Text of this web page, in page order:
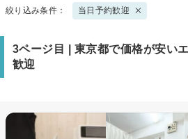
絞り込み条件： 当日予約歓迎
3ページ目 | 東京都で価格が安い
歓迎